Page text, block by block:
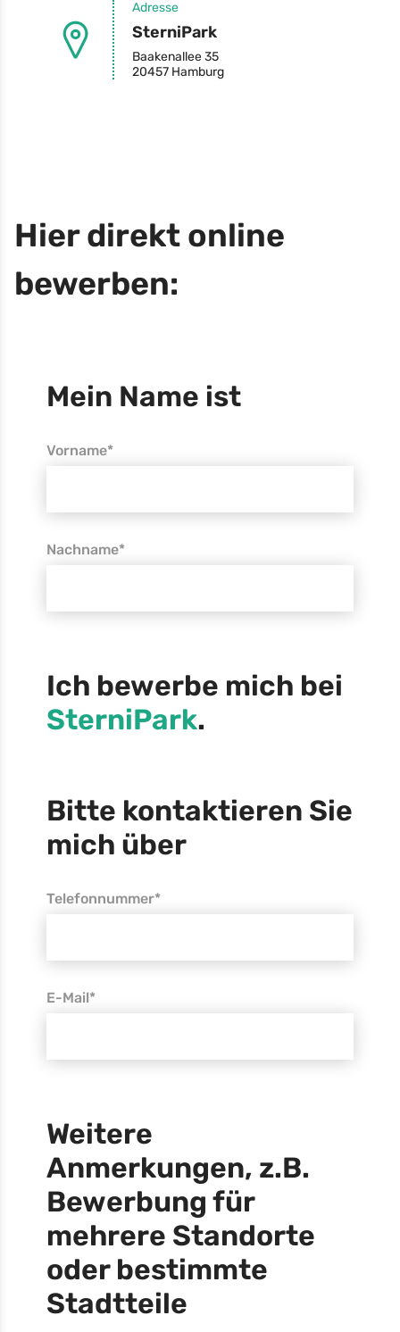
Adresse
SterniPark
Baakenallee 35
20457 Hamburg
Hier direkt online
bewerben:
Mein Name ist
Vorname*
Nachname*
Ich bewerbe mich bei
SterniPark.
Bitte kontaktieren Sie
mich über
Telefonnummer*
E-Mail*
Weitere
Anmerkungen, z.B.
Bewerbung für
mehrere Standorte
oder bestimmte
Stadtteile